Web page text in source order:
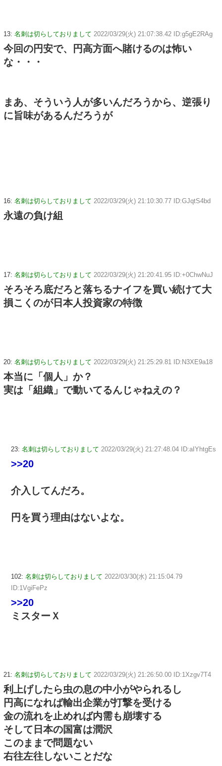
13: 名刺は切らしておりまして 2022/03/29(火) 21:07:38.42 ID:g5gE2RAg
今回の円安で、円高方面へ賭けるのは怖い
な・・・
まあ、そういう人が多いんだろうから、逆張り
に旨味があるんだろうが
16: 名刺は切らしておりまして 2022/03/29(火) 21:10:30.77 ID:GJqtS4bd
永遠の負け組
17: 名刺は切らしておりまして 2022/03/29(火) 21:20:41.95 ID:+0ChwNuJ
そろそろ底だろと落ちるナイフを買い続けて大
損こくのが日本人投資家の特徴
20: 名刺は切らしておりまして 2022/03/29(火) 21:25:29.81 ID:N3XE9a18
本当に「個人」か？
実は「組織」で動いてるんじゃねえの？
23: 名刺は切らしておりまして 2022/03/29(火) 21:27:48.04 ID:aIYhtgEs
>>20
介入してんだろ。
円を買う理由はないよな。
102: 名刺は切らしておりまして 2022/03/30(水) 21:15:04.79
ID:1VgiFePz
>>20
ミスターＸ
21: 名刺は切らしておりまして 2022/03/29(火) 21:26:50.00 ID:1Xzgv7T4
利上げしたら虫の息の中小がやられるし
円高になれば輸出企業が打撃を受ける
金の流れを止めれば内需も崩壊する
そして日本の国富は潤沢
このままで問題ない
右往左往しないことだな